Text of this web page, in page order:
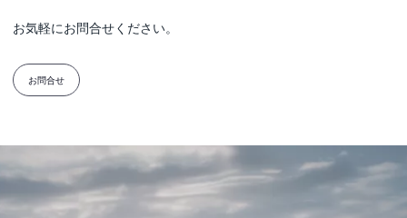
お気軽にお問合せください。
お問合せ